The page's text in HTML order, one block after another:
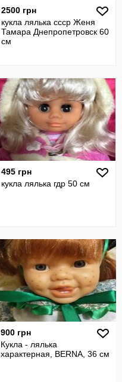
2500 грн
кукла лялька ссср Женя
Тамара Днепропетровск 60
см
495 грн
кукла лялька гдр 50 см
900 грн
Кукла - лялька
характерная, BERNA, 36 см